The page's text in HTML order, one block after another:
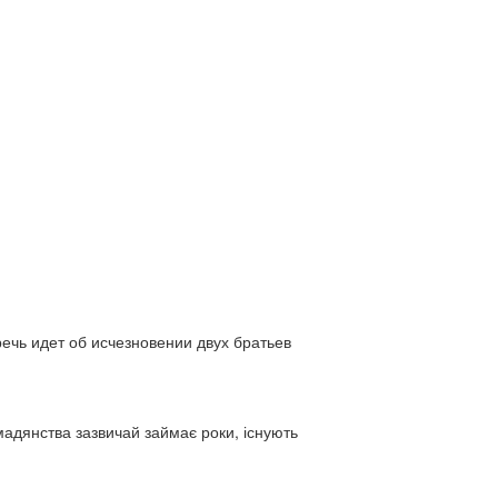
идет об исчезновении двух братьев
зазвичай займає роки, існують